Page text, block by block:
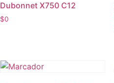
Dubonnet X750 C12
$0